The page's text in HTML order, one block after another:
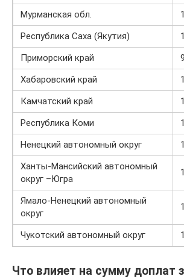
Мурманская обл.
Республика Саха (Якутия)
Приморский край
Хабаровский край
Камчатский край
Республика Коми
Ненецкий автономный округ
Ханты-Мансийский автономный
округ –Югра
Ямало-Ненецкий автономный
округ
Чукотский автономный округ
Что влияет на сумму доплат